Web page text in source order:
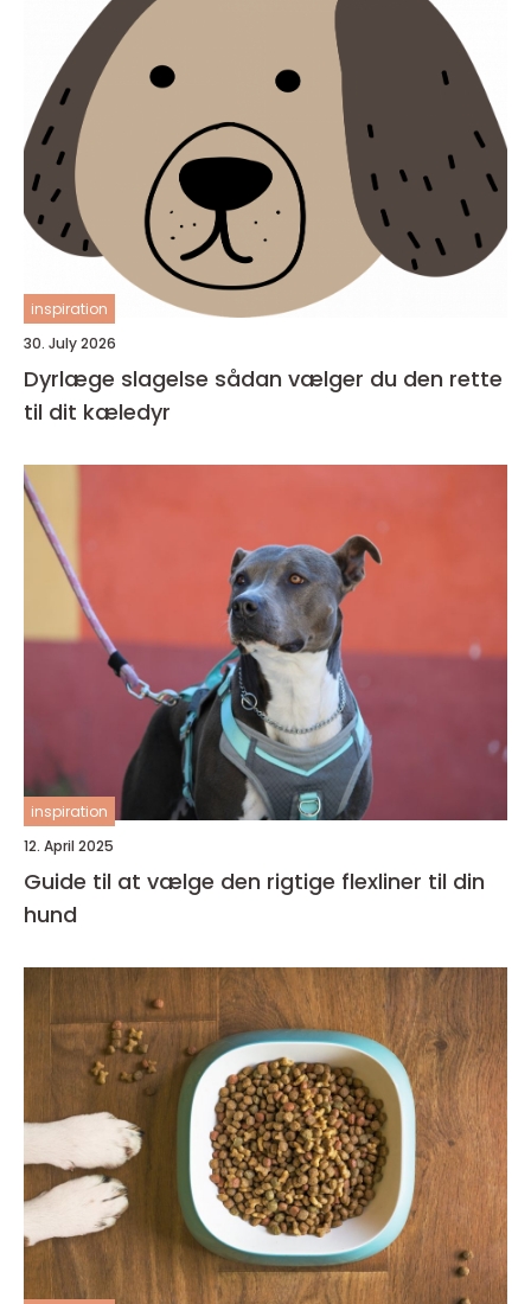
inspiration
30. July 2026
Dyrlæge slagelse sådan vælger du den rette
til dit kæledyr
inspiration
12. April 2025
Guide til at vælge den rigtige flexliner til din
hund